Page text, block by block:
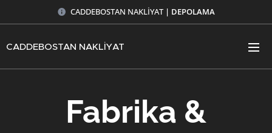
CADDEBOSTAN NAKLİYAT | DEPOLAMA
CADDEBOSTAN NAKLİYAT
Fabrika &